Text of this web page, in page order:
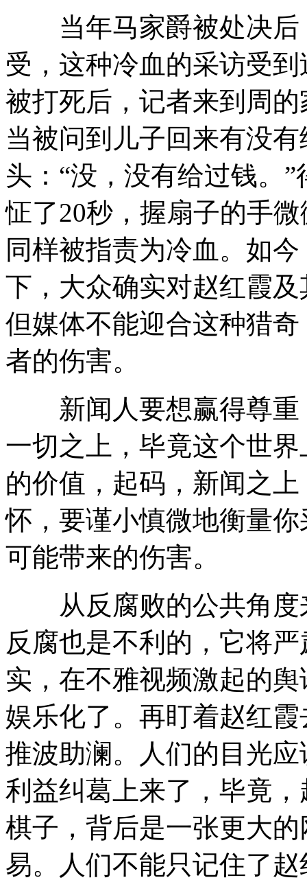
当年马家爵被处决后
受，这种冷血的采访受
被打死后，记者来到周
当被问到儿子回来有没
头：“没，没有给过钱。
怔了20秒，握扇子的手
同样被指责为冷血。如
下，大众确实对赵红霞
但媒体不能迎合这种猎
者的伤害。
新闻人要想赢得尊重
一切之上，毕竟这个世
的价值，起码，新闻之
怀，要谨小慎微地衡量
可能带来的伤害。
从反腐败的公共角度
反腐也是不利的，它将
实，在不雅视频激起的
娱乐化了。再盯着赵红
推波助澜。人们的目光
利益纠葛上来了，毕竟
棋子，背后是一张更大
易。人们不能只记住了